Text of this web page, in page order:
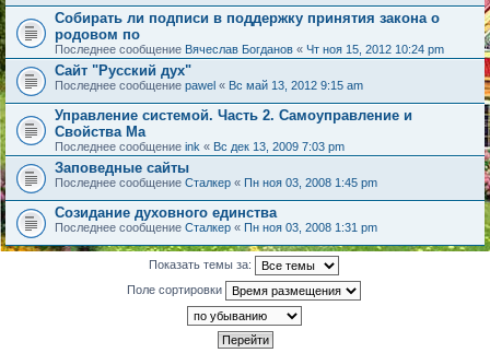
Собирать ли подписи в поддержку принятия закона о
родовом по
Последнее сообщение Вячеслав Богданов « Чт ноя 15, 2012 10:24 pm
Сайт "Русский дух"
Последнее сообщение pawel « Вс май 13, 2012 9:15 am
Управление системой. Часть 2. Самоуправление и
Свойства Ма
Последнее сообщение ink « Вс дек 13, 2009 7:03 pm
Заповедные сайты
Последнее сообщение Сталкер « Пн ноя 03, 2008 1:45 pm
Созидание духовного единства
Последнее сообщение Сталкер « Пн ноя 03, 2008 1:31 pm
Показать темы за:
Поле сортировки